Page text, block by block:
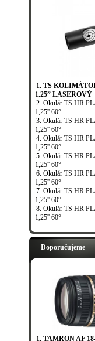
1. TS
1.25” LASEROVÝ
2. Okulár TS HR
1,25'' 60°
3. Okulár TS HR
1,25'' 60°
4. Okulár TS HR
1,25'' 60°
5. Okulár TS HR
1,25'' 60°
6. Okulár TS HR
1,25'' 60°
7. Okulár TS HR
1,25'' 60°
8. Okulár TS HR
1,25'' 60°
Doporučujeme
1. TAMRON AF